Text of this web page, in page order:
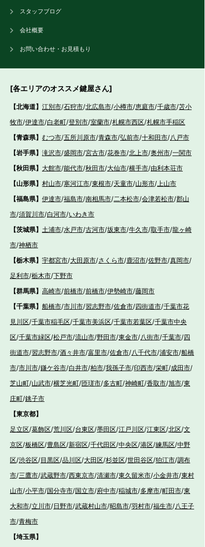
スタッフブログ
会社概要
お問い合わせ・お見積もり
[各エリアのオススメ鍵屋さん]
【北海道】 江別市/石狩市/北広島市/小樽市/恵庭市/千歳市/苫小
牧市/伊達市/白老町/登別市/室蘭市/札幌市西区/札幌市手稲区
【青森県】 むつ市/五所川原市/青森市/弘前市/十和田市/八戸市
【岩手県】 滝沢市/盛岡市/宮古市/花巻市/北上市/奥州市/一関市
【秋田県】 大館市/能代市/秋田市/大仙市/横手市/由利本荘市
【山形県】 村山市/寒河江市/東根市/天童市/山形市/ 上山市
【福島県】 伊達市/福島市/南相馬市/二本松市/会津若松市/郡山
市/須賀川市/白河市/いわき市
【茨城県】 土浦市/水戸市/古河市/坂東市/牛久市/取手市/龍ヶ崎
市/神栖市
【栃木県】 宇都宮市/大田原市/さくら市/鹿沼市/佐野市/真岡市/
足利市/栃木市/下野市
【群馬県】 高崎市/前橋市/前橋市/伊勢崎市/藤岡市
【千葉県】 船橋市/市川市/習志野市/佐倉市/四街道市/千葉市花
見川区/千葉市稲毛区/千葉市美浜区/千葉市若葉区/千葉市中央
区/千葉市緑区/松戸市/流山市/野田市/東金市/八街市/千葉市/四
街道市/習志野市/酒々井市/富里市/佐倉市/八千代市/浦安市/船橋
市/市川市/鎌ケ谷市/白井市/柏市/我孫子市/印西市/栄町/成田市/
芝山町/山武市/横芝光町/匝瑳市/多古町/神崎町/香取市/旭市/東
庄町/銚子市
【東京都】
足立区/葛飾区/荒川区/台東区/墨田区/江戸川区/江東区/北区/文
京区/板橋区/豊島区/新宿区/千代田区/中央区/港区/練馬区/中野
区/渋谷区/目黒区/品川区/大田区/杉並区/世田谷区/狛江市/調布
市/三鷹市/武蔵野市/西東京市/清瀬市/東久留米市/小金井市/東村
山市/小平市/国分寺市/国立市/府中市/稲城市/多摩市/町田市/東
大和市/立川市/日野市/武蔵村山市/昭島市/羽村市/福生市/八王子
市/青梅市
【埼玉県】